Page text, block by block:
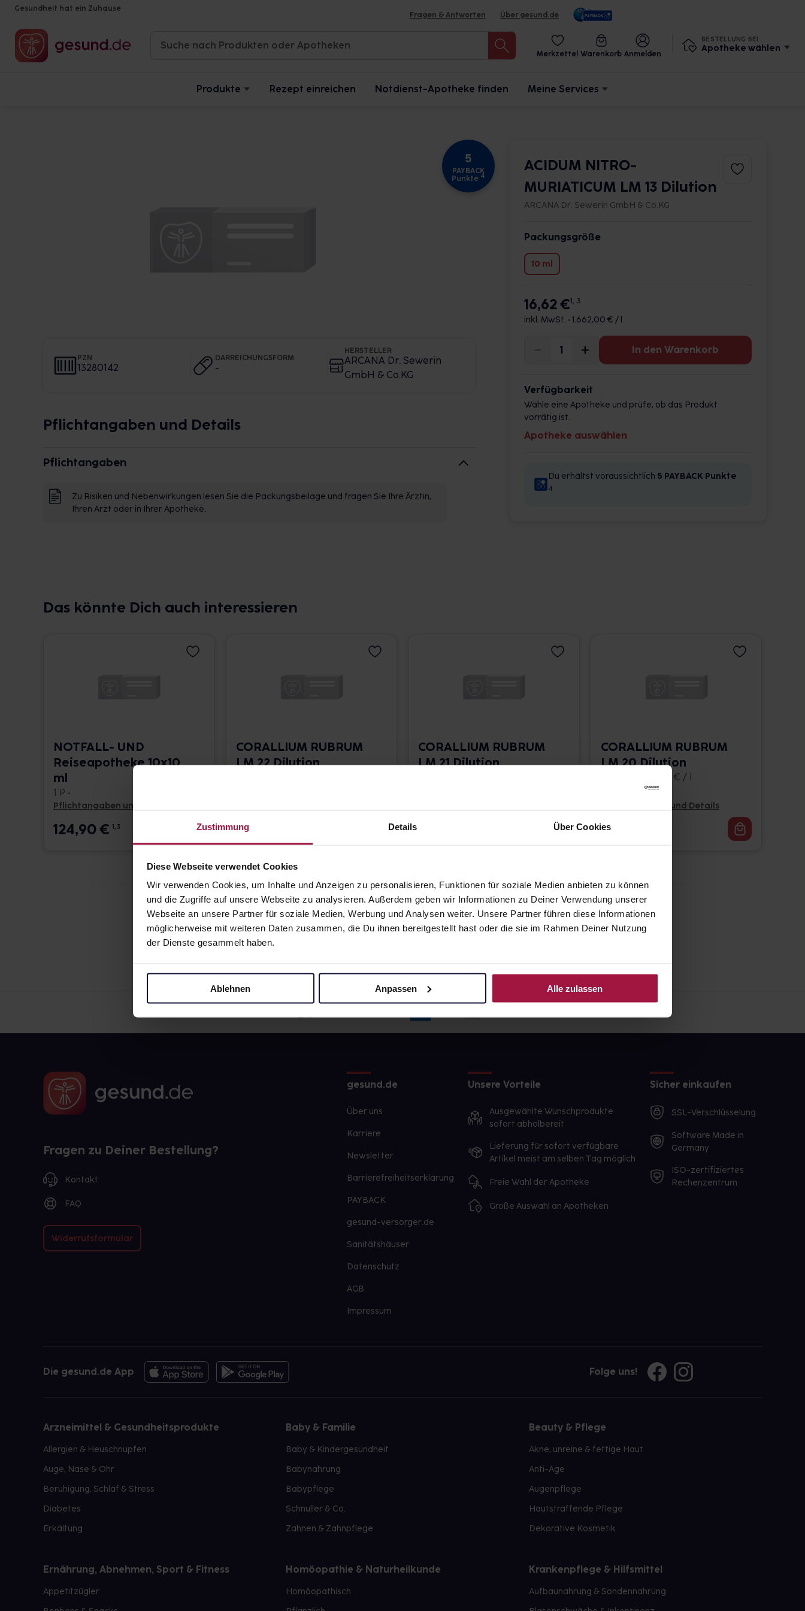
Zustimmung Details Über Cookies
Diese Webseite verwendet Cookies
Wir verwenden Cookies, um Inhalte und Anzeigen zu personalisieren, Funktionen für soziale Medien anbieten zu können
und die Zugriffe auf unsere Webseite zu analysieren. Außerdem geben wir Informationen zu Deiner Verwendung unserer
Webseite an unsere Partner für soziale Medien, Werbung und Analysen weiter. Unsere Partner führen diese Informationen
möglicherweise mit weiteren Daten zusammen, die Du ihnen bereitgestellt hast oder die sie im Rahmen Deiner Nutzung
der Dienste gesammelt haben.
Ablehnen Anpassen Alle zulassen
Gesundheit hat ein Zuhause
Fragen & Antworten Über gesund.de
Merkzettel Warenkorb Anmelden
BESTELLUNG BEI
Apotheke wählen
Produkte Rezept einreichen Notdienst-Apotheke finden Meine Services
5
PAYBACK
Punkte 4
PZN
13280142
DARREICHUNGSFORM
-
HERSTELLER
ARCANA Dr. Sewerin
GmbH & Co.KG
Pflichtangaben und Details
Pflichtangaben
Zu Risiken und Nebenwirkungen lesen Sie die Packungsbeilage und fragen Sie Ihre Ärztin,
Ihren Arzt oder in Ihrer Apotheke.
ACIDUM NITRO-
MURIATICUM LM 13 Dilution
ARCANA Dr. Sewerin GmbH & Co.KG
Packungsgröße
10 ml
16,62 €1, 3
inkl. MwSt. • 1.662,00 € / l
In den Warenkorb
Verfügbarkeit
Wähle eine Apotheke und prüfe, ob das Produkt
vorrätig ist.
Apotheke auswählen
Du erhältst voraussichtlich 5 PAYBACK Punkte
4
Das könnte Dich auch interessieren
NOTFALL- UND
Reiseapotheke 10x10
ml
1 P •
Pflichtangaben und Details
124,90€ 1, 3
CORALLIUM RUBRUM
LM 22 Dilution
17,66
CORALLIUM RUBRUM
LM 21 Dilution
CORALLIUM RUBRUM
LM 20 Dilution
10 ml • 1.662,00 € / l
Pflichtangaben und Details
16,62
Fragen zu Deiner Bestellung?
Kontakt
FAQ
Widerrufsformular
gesund.de
Über uns
Karriere
Newsletter
Barrierefreiheitserklärung
PAYBACK
gesund-versorger.de
Sanitätshäuser
Datenschutz
AGB
Impressum
Unsere Vorteile
Ausgewählte Wunschprodukte
sofort abholbereit
Lieferung für sofort verfügbare
Artikel meist am selben Tag möglich
Freie Wahl der Apotheke
Große Auswahl an Apotheken
Sicher einkaufen
SSL-Verschlüsselung
Software Made in
Germany
ISO-zertifiziertes
Rechenzentrum
Die gesund.de App Folge uns!
Arzneimittel & Gesundheitsprodukte
Allergien & Heuschnupfen
Auge, Nase & Ohr
Beruhigung, Schlaf & Stress
Diabetes
Erkältung
Baby & Familie
Baby & Kindergesundheit
Babynahrung
Babypflege
Schnuller & Co.
Zahnen & Zahnpflege
Beauty & Pflege
Akne, unreine & fettige Haut
Anti-Age
Augenpflege
Hautstraffende Pflege
Dekorative Kosmetik
Ernährung, Abnehmen, Sport & Fitness
Appetitzügler
Homöopathie & Naturheilkunde
Homöopathisch
Krankenpflege & Hilfsmittel
Aufbaunahrung & Sondennahrung